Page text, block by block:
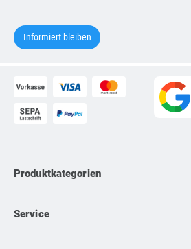
Produktkategorien
Service